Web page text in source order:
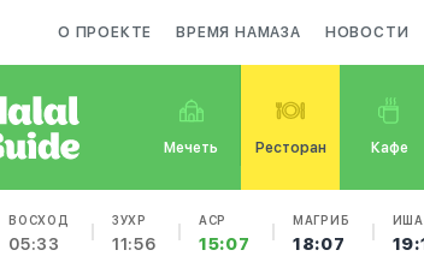
О ПРОЕКТЕ ВРЕМЯ НАМАЗА НОВОСТИ
Мечеть Ресторан Кафе
ВОСХОД
05:33
ЗУХР
11:56
АСР
15:07
МАГРИБ
18:07
ИША